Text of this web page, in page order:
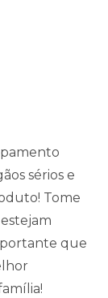
sérios e
Tome
que